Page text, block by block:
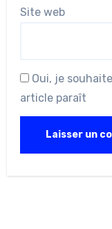
Site web
Oui, je
article paraît